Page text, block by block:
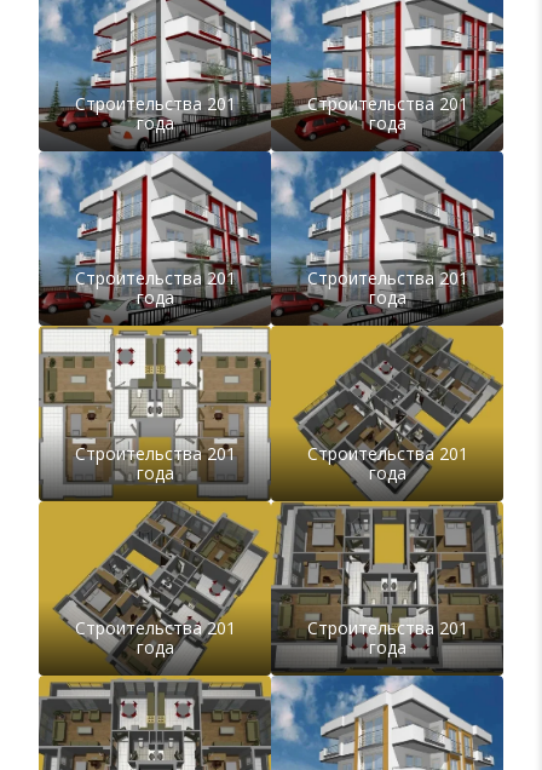
Строительства 201
года
Строительства 201
года
Строительства 201
года
Строительства 201
года
Строительства 201
года
Строительства 201
года
Строительства 201
года
Строительства 201
года